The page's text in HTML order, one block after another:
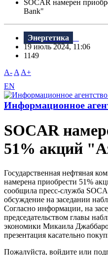
SOCAR намерен
Bank"
Энергетика
19 июль 2024, 11:06
1149
A- A A+
EN
Информационное
SOCAR
51% акций
Государственная нефтяная
намерена приобрести 51%
сообщила пресс-служба
обсуждение на заседании
Согласно информации, на
председательством главы
экономики Микаила
презентация касательно
Пожалуйста, войдите или